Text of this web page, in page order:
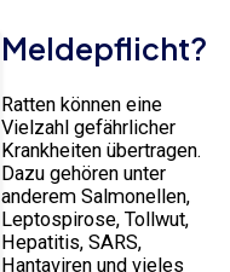
Meldepflicht?
Ratten können eine
Vielzahl gefährlicher
Krankheiten übertragen.
Dazu gehören unter
anderem Salmonellen,
Leptospirose, Tollwut,
Hepatitis, SARS,
Hantaviren und vieles